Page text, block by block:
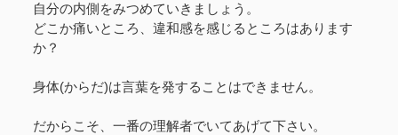
自分の内側をみつめていきましょう。
どこか痛いところ、違和感を感じるところはあります
か？
身体(からだ)は言葉を発することはできません。
だからこそ、一番の理解者でいてあげて下さい。